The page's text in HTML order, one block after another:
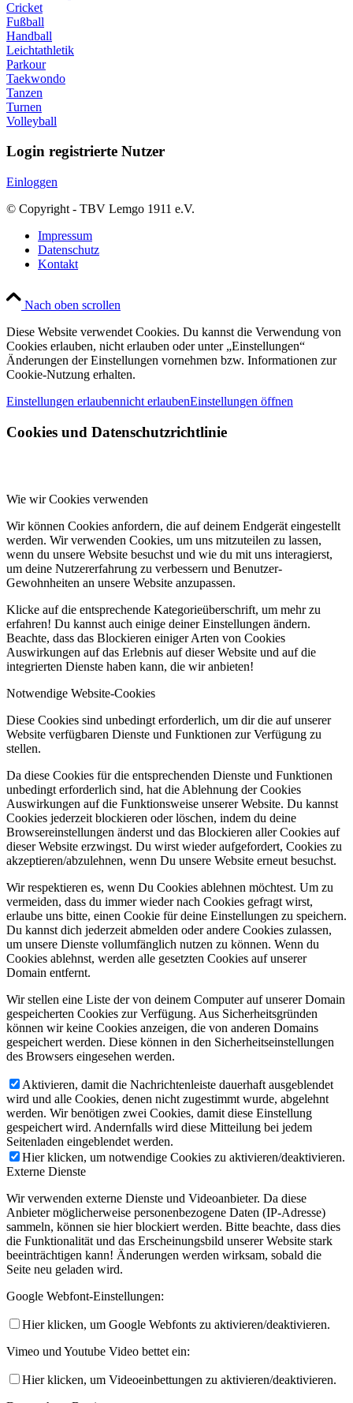
Cricket
Fußball
Handball
Leichtathletik
Parkour
Taekwondo
Tanzen
Turnen
Volleyball
Login registrierte Nutzer
Einloggen
© Copyright - TBV Lemgo 1911 e.V.
Impressum
Datenschutz
Kontakt
Nach oben scrollen
Diese Website verwendet Cookies. Du kannst die Verwendung von
Cookies erlauben, nicht erlauben oder unter „Einstellungen“
Änderungen der Einstellungen vornehmen bzw. Informationen zur
Cookie-Nutzung erhalten.
Einstellungen erlaubennicht erlaubenEinstellungen öffnen
Cookies und Datenschutzrichtlinie
Wie wir Cookies verwenden
Wir können Cookies anfordern, die auf deinem Endgerät eingestellt
werden. Wir verwenden Cookies, um uns mitzuteilen zu lassen,
wenn du unsere Website besuchst und wie du mit uns interagierst,
um deine Nutzererfahrung zu verbessern und Benutzer-
Gewohnheiten an unsere Website anzupassen.
Klicke auf die entsprechende Kategorieüberschrift, um mehr zu
erfahren! Du kannst auch einige deiner Einstellungen ändern.
Beachte, dass das Blockieren einiger Arten von Cookies
Auswirkungen auf das Erlebnis auf dieser Website und auf die
integrierten Dienste haben kann, die wir anbieten!
Notwendige Website-Cookies
Diese Cookies sind unbedingt erforderlich, um dir die auf unserer
Website verfügbaren Dienste und Funktionen zur Verfügung zu
stellen.
Da diese Cookies für die entsprechenden Dienste und Funktionen
unbedingt erforderlich sind, hat die Ablehnung der Cookies
Auswirkungen auf die Funktionsweise unserer Website. Du kannst
Cookies jederzeit blockieren oder löschen, indem du deine
Browsereinstellungen änderst und das Blockieren aller Cookies auf
dieser Website erzwingst. Du wirst wieder aufgefordert, Cookies zu
akzeptieren/abzulehnen, wenn Du unsere Website erneut besuchst.
Wir respektieren es, wenn Du Cookies ablehnen möchtest. Um zu
vermeiden, dass du immer wieder nach Cookies gefragt wirst,
erlaube uns bitte, einen Cookie für deine Einstellungen zu speichern.
Du kannst dich jederzeit abmelden oder andere Cookies zulassen,
um unsere Dienste vollumfänglich nutzen zu können. Wenn du
Cookies ablehnst, werden alle gesetzten Cookies auf unserer
Domain entfernt.
Wir stellen eine Liste der von deinem Computer auf unserer Domain
gespeicherten Cookies zur Verfügung. Aus Sicherheitsgründen
können wir keine Cookies anzeigen, die von anderen Domains
gespeichert werden. Diese können in den Sicherheitseinstellungen
des Browsers eingesehen werden.
Aktivieren, damit die Nachrichtenleiste dauerhaft ausgeblendet
wird und alle Cookies, denen nicht zugestimmt wurde, abgelehnt
werden. Wir benötigen zwei Cookies, damit diese Einstellung
gespeichert wird. Andernfalls wird diese Mitteilung bei jedem
Seitenladen eingeblendet werden.
Hier klicken, um notwendige Cookies zu aktivieren/deaktivieren.
Externe Dienste
Wir verwenden externe Dienste und Videoanbieter. Da diese
Anbieter möglicherweise personenbezogene Daten (IP-Adresse)
sammeln, können sie hier blockiert werden. Bitte beachte, dass dies
die Funktionalität und das Erscheinungsbild unserer Website stark
beeinträchtigen kann! Änderungen werden wirksam, sobald die
Seite neu geladen wird.
Google Webfont-Einstellungen:
Hier klicken, um Google Webfonts zu aktivieren/deaktivieren.
Vimeo und Youtube Video bettet ein:
Hier klicken, um Videoeinbettungen zu aktivieren/deaktivieren.